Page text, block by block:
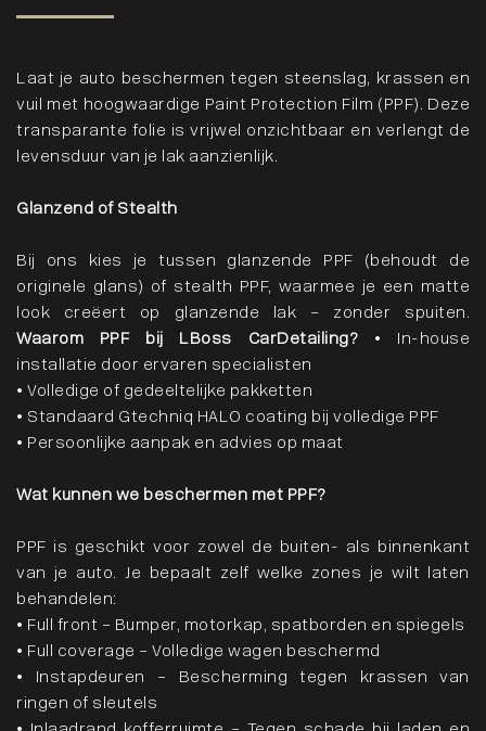
Laat je auto beschermen tegen steenslag, krassen en
vuil met hoogwaardige Paint Protection Film (PPF). Deze
transparante folie is vrijwel onzichtbaar en verlengt de
levensduur van je lak aanzienlijk.
Glanzend of Stealth
Bij ons kies je tussen glanzende PPF (behoudt de
originele glans) of stealth PPF, waarmee je een matte
look creëert op glanzende lak – zonder spuiten.
Waarom PPF bij LBoss CarDetailing? • In-house
installatie door ervaren specialisten
• Volledige of gedeeltelijke pakketten
• Standaard Gtechniq HALO coating bij volledige PPF
• Persoonlijke aanpak en advies op maat
Wat kunnen we beschermen met PPF?
PPF is geschikt voor zowel de buiten- als binnenkant
van je auto. Je bepaalt zelf welke zones je wilt laten
behandelen:
• Full front – Bumper, motorkap, spatborden en spiegels
• Full coverage – Volledige wagen beschermd
• Instapdeuren – Bescherming tegen krassen van
ringen of sleutels